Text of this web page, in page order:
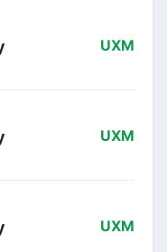
UXM
UXM
UXM